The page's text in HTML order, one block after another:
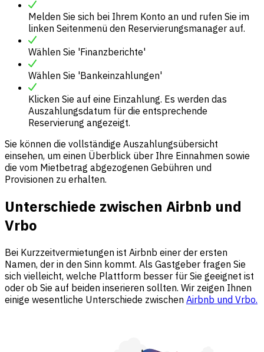
Melden Sie sich bei Ihrem Konto an und rufen Sie im
linken Seitenmenü den Reservierungsmanager auf.
Wählen Sie 'Finanzberichte'
Wählen Sie 'Bankeinzahlungen'
Klicken Sie auf eine Einzahlung. Es werden das
Auszahlungsdatum für die entsprechende
Reservierung angezeigt.
Sie können die vollständige Auszahlungsübersicht
einsehen, um einen Überblick über Ihre Einnahmen sowie
die vom Mietbetrag abgezogenen Gebühren und
Provisionen zu erhalten.
Unterschiede zwischen Airbnb und
Vrbo
Bei Kurzzeitvermietungen ist Airbnb einer der ersten
Namen, der in den Sinn kommt. Als Gastgeber fragen Sie
sich vielleicht, welche Plattform besser für Sie geeignet ist
oder ob Sie auf beiden inserieren sollten. Wir zeigen Ihnen
einige wesentliche Unterschiede zwischen Airbnb und Vrbo.